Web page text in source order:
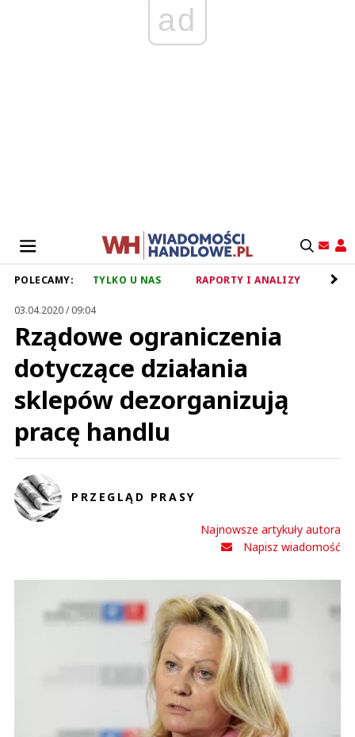
ad
POLECAMY: TYLKO U NAS RAPORTY I ANALIZY
03.04.2020 / 09:04
Rządowe ograniczenia
dotyczące działania
sklepów dezorganizują
pracę handlu
PRZEGLĄD PRASY
Najnowsze artykuły autora
Napisz wiadomość